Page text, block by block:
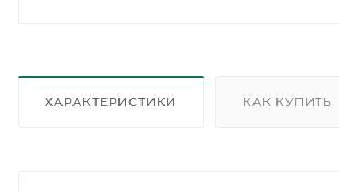
ХАРАКТЕРИСТИКИ КАК КУПИТЬ